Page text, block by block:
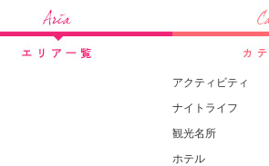
アクティビティ
ナイトライフ
観光名所
ホテル